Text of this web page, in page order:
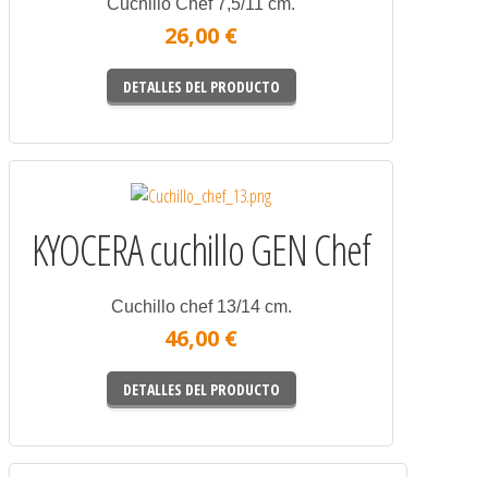
26,00 €
DETALLES DEL PRODUCTO
KYOCERA cuchillo GEN Chef
Cuchillo chef 13/14 cm.
46,00 €
DETALLES DEL PRODUCTO